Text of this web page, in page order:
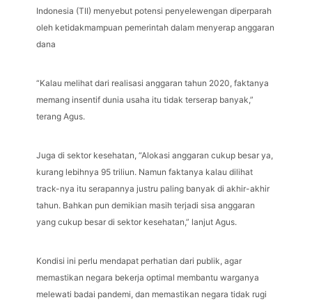
Indonesia (TII) menyebut potensi penyelewengan diperparah
oleh ketidakmampuan pemerintah dalam menyerap anggaran
dana
“Kalau melihat dari realisasi anggaran tahun 2020, faktanya
memang insentif dunia usaha itu tidak terserap banyak,”
terang Agus.
Juga di sektor kesehatan, “Alokasi anggaran cukup besar ya,
kurang lebihnya 95 triliun. Namun faktanya kalau dilihat
track-nya itu serapannya justru paling banyak di akhir-akhir
tahun. Bahkan pun demikian masih terjadi sisa anggaran
yang cukup besar di sektor kesehatan,” lanjut Agus.
Kondisi ini perlu mendapat perhatian dari publik, agar
memastikan negara bekerja optimal membantu warganya
melewati badai pandemi, dan memastikan negara tidak rugi